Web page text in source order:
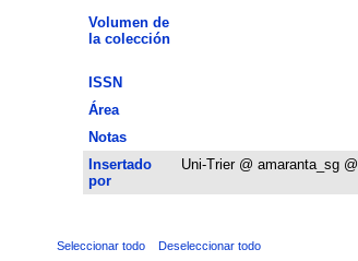
Volumen de
la colección
ISSN
Área
Notas
Insertado
por
Uni-Trier @ amaranta_sg @
Seleccionar todo Deseleccionar todo